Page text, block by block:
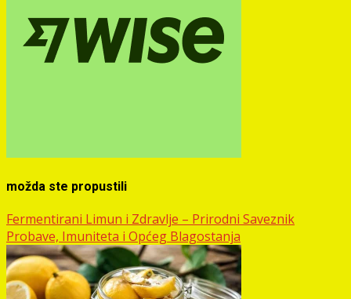
možda ste propustili
Fermentirani Limun i Zdravlje – Prirodni Saveznik
Probave, Imuniteta i Općeg Blagostanja